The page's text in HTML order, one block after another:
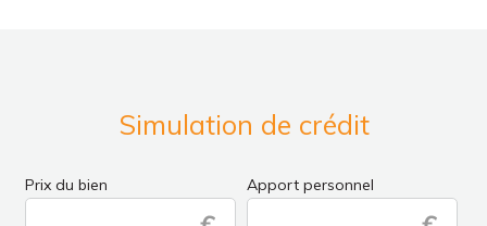
Simulation de crédit
Prix du bien Apport personnel